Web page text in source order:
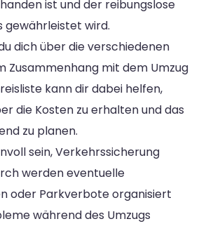
ist und der reibungslose
gewährleistet wird.
dich über die verschiedenen
Zusammenhang mit dem Umzug
kann dir dabei helfen,
die Kosten zu erhalten und das
zu planen.
sein, Verkehrssicherung
werden eventuelle
oder Parkverbote organisiert
während des Umzugs